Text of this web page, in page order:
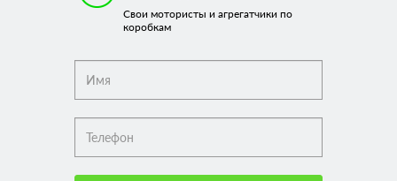
Свои мотористы и агрегатчики по
коробкам